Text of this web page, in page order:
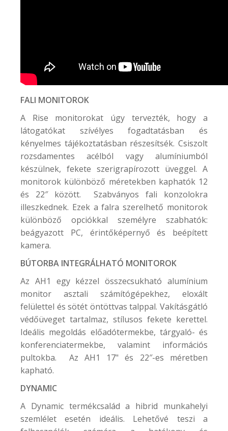
FALI MONITOROK
A Rise monitorokat úgy tervezték, hogy a
látogatókat szívélyes fogadtatásban és
kényelmes tájékoztatásban részesítsék. Csiszolt
rozsdamentes acélból vagy alumíniumból
készülnek, fekete szerigrapírozott üveggel. A
monitorok különböző méretekben kaphatók 12
és 22″ között. Szabványos fali konzolokra
illeszkednek. Ezek a falra szerelhető monitorok
különböző opciókkal személyre szabhatók:
beágyazott PC, érintőképernyő és beépített
kamera.
BÚTORBA INTEGRÁLHATÓ MONITOROK
Az AH1 egy kézzel összecsukható alumínium
monitor asztali számítógépekhez, eloxált
felülettel és sötét öntöttvas talppal. Vakításgátló
védőüveget tartalmaz, stílusos fekete kerettel.
Ideális megoldás előadótermekbe, tárgyaló- és
konferenciatermekbe, valamint információs
pultokba. Az AH1 17" és 22″-es méretben
kapható.
DYNAMIC
A Dynamic termékcsalád a hibrid munkahelyi
szemlélet esetén ideális. Lehetővé teszi a